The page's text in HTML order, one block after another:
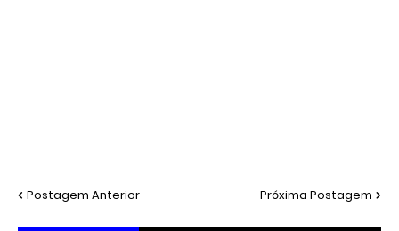
Postagem Anterior Próxima Postagem